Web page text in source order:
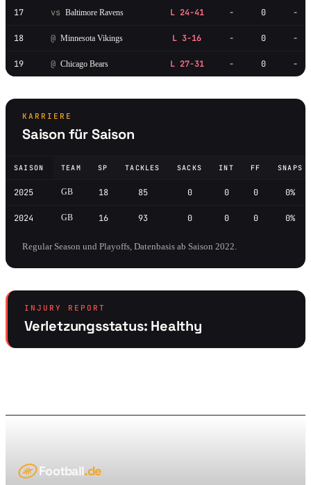
17 vs Baltimore Ravens L 24-41 - 0 -
18 @ Minnesota Vikings L 3-16 - 0 -
19 @ Chicago Bears L 27-31 - 0 -
KARRIERE
Saison für Saison
SAISON TEAM SP TACKLES SACKS INT FF SNAPS
2025 GB 18 85 0 0 0 0%
2024 GB 16 93 0 0 0 0%
Regular Season und Playoffs, Datenbasis ab Saison 2022.
INJURY REPORT
Verletzungsstatus: Healthy
Football.de